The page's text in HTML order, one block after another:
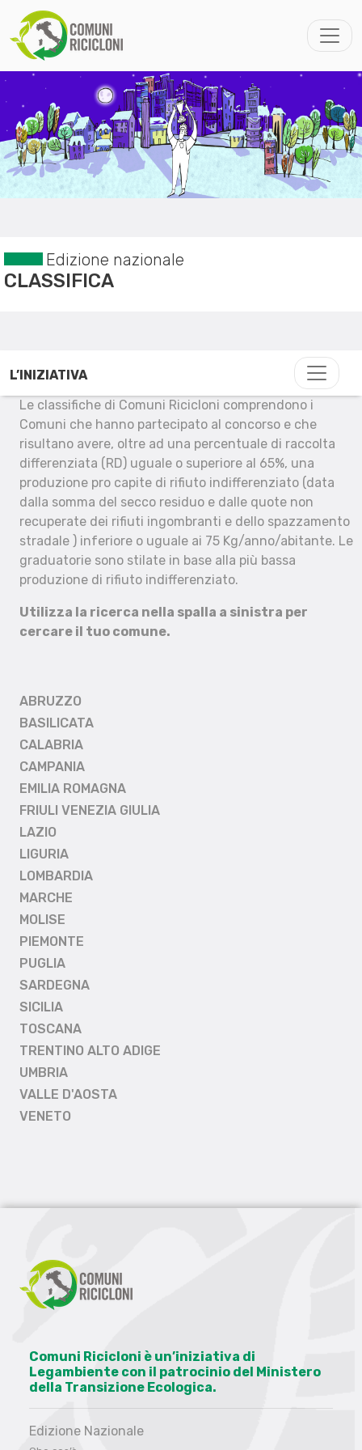
Edizione nazionale
CLASSIFICA
L’INIZIATIVA
Le classifiche di Comuni Ricicloni comprendono i
Comuni che hanno partecipato al concorso e che
risultano avere, oltre ad una percentuale di raccolta
differenziata (RD) uguale o superiore al 65%, una
produzione pro capite di rifiuto indifferenziato (data
dalla somma del secco residuo e dalle quote non
recuperate dei rifiuti ingombranti e dello spazzamento
stradale ) inferiore o uguale ai 75 Kg/anno/abitante. Le
graduatorie sono stilate in base alla più bassa
produzione di rifiuto indifferenziato.
Utilizza la ricerca nella spalla a sinistra per
cercare il tuo comune.
ABRUZZO
BASILICATA
CALABRIA
CAMPANIA
EMILIA ROMAGNA
FRIULI VENEZIA GIULIA
LAZIO
LIGURIA
LOMBARDIA
MARCHE
MOLISE
PIEMONTE
PUGLIA
SARDEGNA
SICILIA
TOSCANA
TRENTINO ALTO ADIGE
UMBRIA
VALLE D'AOSTA
VENETO
Comuni Ricicloni è un’iniziativa di
Legambiente con il patrocinio del Ministero
della Transizione Ecologica.
Edizione Nazionale